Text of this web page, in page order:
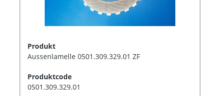
Produkt
Aussenlamelle 0501.309.329.01 ZF
Produktcode
0501.309.329.01